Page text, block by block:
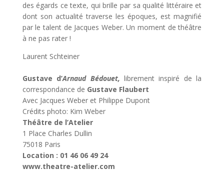
des égards ce texte, qui brille par sa qualité littéraire et
dont son actualité traverse les époques, est magnifié
par le talent de Jacques Weber. Un moment de théâtre
à ne pas rater !
Laurent Schteiner
Gustave d’Arnaud Bédouet, librement inspiré de la
correspondance de Gustave Flaubert
Avec Jacques Weber et Philippe Dupont
Crédits photo: Kim Weber
Théâtre de l’Atelier
1 Place Charles Dullin
75018 Paris
Location : 01 46 06 49 24
www.theatre-atelier.com